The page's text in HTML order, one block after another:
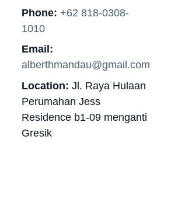
Phone: +62 818-0308-
1010
Email:
alberthmandau@gmail.com
Location: Jl. Raya Hulaan
Perumahan Jess
Residence b1-09 menganti
Gresik